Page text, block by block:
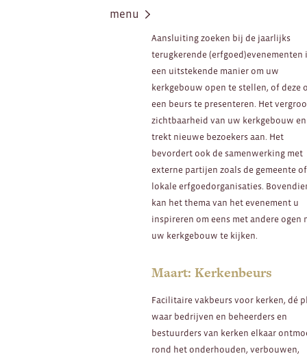
menu
Aansluiting zoeken bij de jaarlijks
terugkerende (erfgoed)evenementen
een uitstekende manier om uw
kerkgebouw open te stellen, of deze
een beurs te presenteren. Het
zichtbaarheid van uw kerkgebouw en
trekt nieuwe bezoekers aan. Het
bevordert ook de samenwerking met
externe partijen zoals de gemeente of
lokale erfgoedorganisaties.
kan het thema van het evenement u
inspireren om eens met andere ogen
uw kerkgebouw te kijken.
Maart: Kerkenbeurs
Facilitaire vakbeurs voor kerken, dé
waar bedrijven en beheerders en
bestuurders van kerken elkaar
rond het onderhouden, verbouwen,